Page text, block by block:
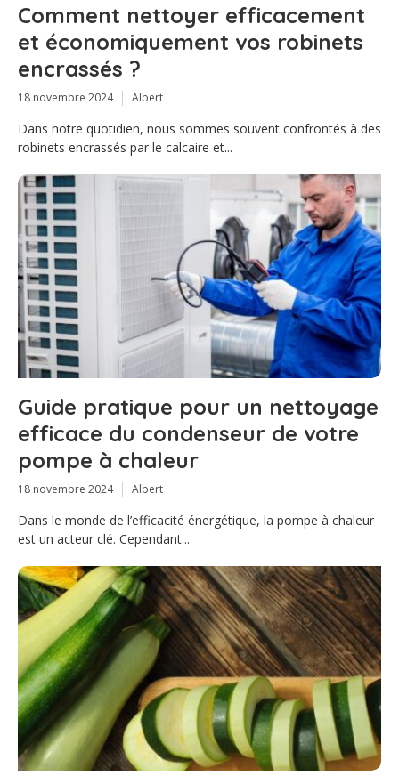
Comment nettoyer efficacement
et économiquement vos robinets
encrassés ?
18 novembre 2024 Albert
Dans notre quotidien, nous sommes souvent confrontés à des
robinets encrassés par le calcaire et...
Guide pratique pour un nettoyage
efficace du condenseur de votre
pompe à chaleur
18 novembre 2024 Albert
Dans le monde de l’efficacité énergétique, la pompe à chaleur
est un acteur clé. Cependant...